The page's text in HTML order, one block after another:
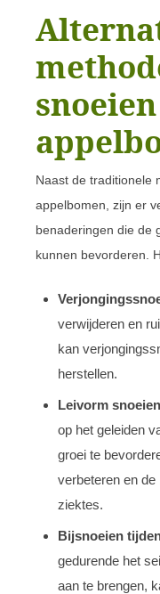
Naast de traditionele
appelbomen, zijn er
benaderingen die de
kunnen bevorderen.
verwijderen en
kan
herstellen.
Leivorm
op het geleiden
groei te
verbeteren en
ziektes.
Bijsnoeien
gedurende het
aan te brengen,